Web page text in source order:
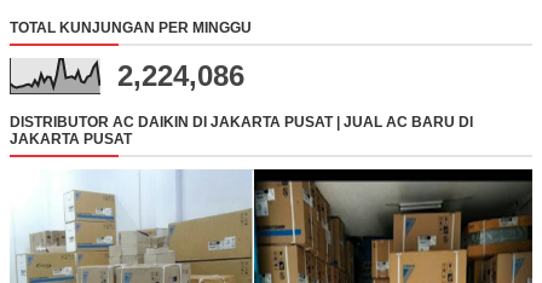
TOTAL KUNJUNGAN PER MINGGU
2,224,086
DISTRIBUTOR AC DAIKIN DI JAKARTA PUSAT | JUAL AC BARU DI
JAKARTA PUSAT